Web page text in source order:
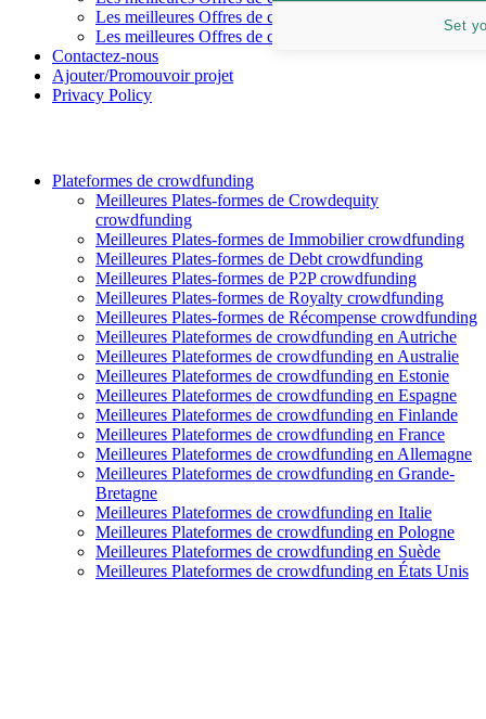
Les meilleures Offres de crowdfunding en SEK
Les meilleures Offres de crowdfunding en USD
Contactez-nous
Ajouter/Promouvoir projet
Privacy Policy
Plateformes de crowdfunding
Meilleures Plates-formes de Crowdequity
crowdfunding
Meilleures Plates-formes de Immobilier crowdfunding
Meilleures Plates-formes de Debt crowdfunding
Meilleures Plates-formes de P2P crowdfunding
Meilleures Plates-formes de Royalty crowdfunding
Meilleures Plates-formes de Récompense crowdfunding
Meilleures Plateformes de crowdfunding en Autriche
Meilleures Plateformes de crowdfunding en Australie
Meilleures Plateformes de crowdfunding en Estonie
Meilleures Plateformes de crowdfunding en Espagne
Meilleures Plateformes de crowdfunding en Finlande
Meilleures Plateformes de crowdfunding en France
Meilleures Plateformes de crowdfunding en Allemagne
Meilleures Plateformes de crowdfunding en Grande-
Bretagne
Meilleures Plateformes de crowdfunding en Italie
Meilleures Plateformes de crowdfunding en Pologne
Meilleures Plateformes de crowdfunding en Suède
Meilleures Plateformes de crowdfunding en États Unis
Set